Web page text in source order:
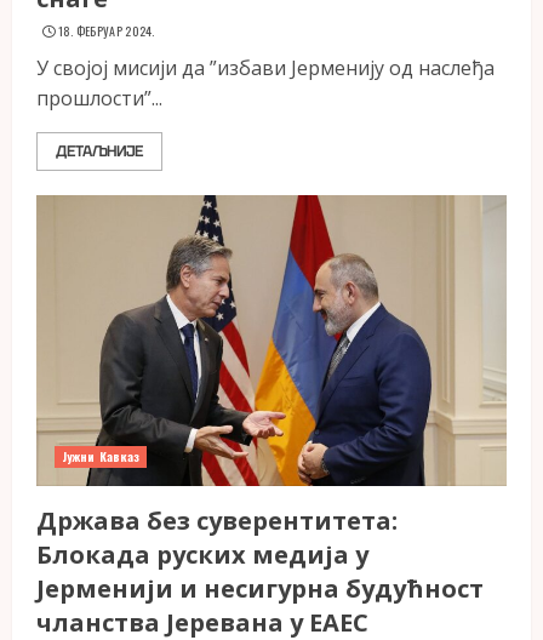
18. ФЕБРУАР 2024.
У својој мисији да ”избави Јерменију од наслеђа
прошлости”...
ДЕТАЉНИЈЕ
Јужни Кавказ
Држава без суверентитета:
Блокада руских медија у
Јерменији и несигурна будућност
чланства Јеревана у ЕАЕС